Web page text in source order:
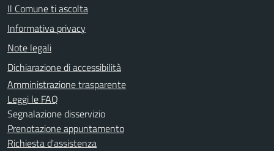
Il Comune ti ascolta
Informativa privacy
Note legali
Dichiarazione di accessibilità
Amministrazione trasparente
Leggi le FAQ
Segnalazione disservizio
Prenotazione appuntamento
Richiesta d'assistenza